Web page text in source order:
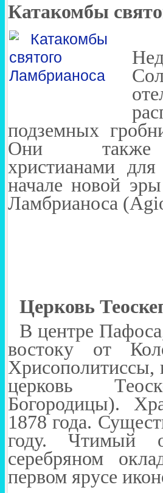
Катакомбы
подземных
Они также
христианами
начале новой
Ламбрианоса (
Церковь
В центре
востоку от
Хрисополитиссы,
церковь
Богородицы).
1878 года.
году. Чтимый
серебряном
первом ярусе